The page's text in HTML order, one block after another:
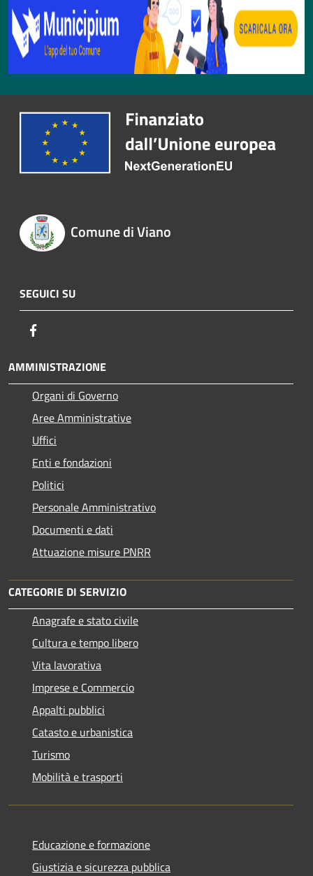
Comune di Viano
SEGUICI SU
AMMINISTRAZIONE
Organi di Governo
Aree Amministrative
Uffici
Enti e fondazioni
Politici
Personale Amministrativo
Documenti e dati
Attuazione misure PNRR
CATEGORIE DI SERVIZIO
Anagrafe e stato civile
Cultura e tempo libero
Vita lavorativa
Imprese e Commercio
Appalti pubblici
Catasto e urbanistica
Turismo
Mobilità e trasporti
Educazione e formazione
Giustizia e sicurezza pubblica